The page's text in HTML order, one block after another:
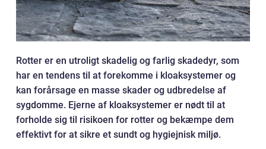
Rotter er en utroligt skadelig og farlig skadedyr, som
har en tendens til at forekomme i kloaksystemer og
kan forårsage en masse skader og udbredelse af
sygdomme. Ejerne af kloaksystemer er nødt til at
forholde sig til risikoen for rotter og bekæmpe dem
effektivt for at sikre et sundt og hygiejnisk miljø.